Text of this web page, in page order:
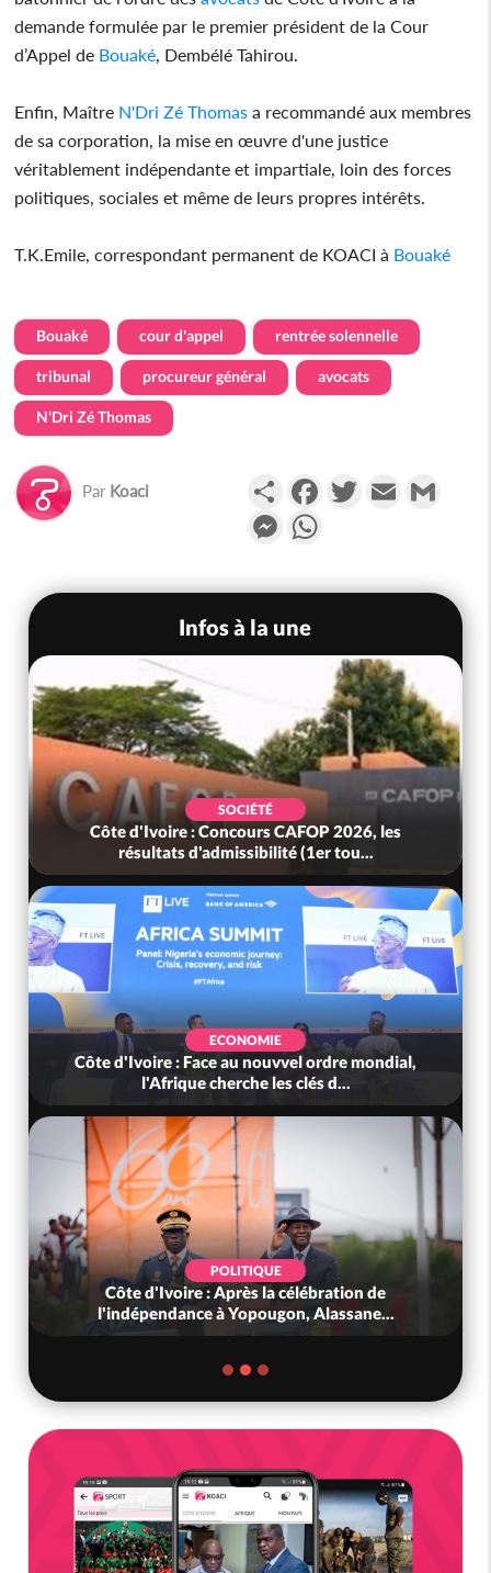
demande formulée par le premier président de la Cour
d’Appel de Bouaké , Dembélé Tahirou.
Enfin, Maître N'Dri Zé Thomas a recommandé aux membres
de sa corporation, la mise en œuvre d'une justice
véritablement indépendante et impartiale, loin des forces
politiques, sociales et même de leurs propres intérêts.
T.K.Emile, correspondant permanent de KOACI à Bouaké
Bouaké cour d'appel rentrée solennelle
tribunal procureur général avocats
N'Dri Zé Thomas
Par Koaci PartagerFacebookTwitterEmail
Messenger
Infos à la une
SOCIÉTÉ
CAFOP 2026, les
(1er tou...
au nouvvel ordre mondial,
les clés d...
POLITIQUE
Après la célébration de
à Yopougon, Alassane...
Côte d'Ivoire : Méagui
l'indépendance
Côte d'Ivoire :
Touré aux
Côte d'Ivoire :
liens frauduleux